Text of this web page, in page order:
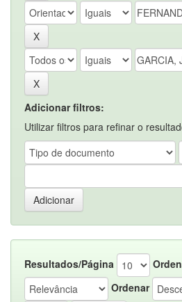
Adicionar filtros:
Utilizar filtros para refinar o
Resultados/Página
Ordenar